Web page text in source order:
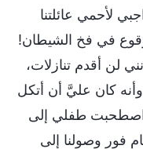
لأحمي عائلتنا
في فخ الشيطان!
لن أقدم تنازلات،
كان عليَّ أن أتكل
اصطحبت طفلي إلى
فور وصولنا إلى